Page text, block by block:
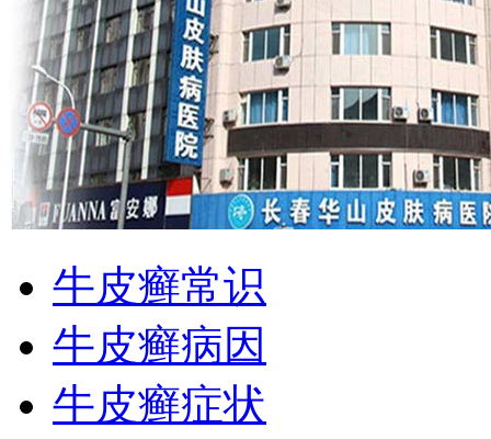
牛皮癣常识
牛皮癣病因
牛皮癣症状